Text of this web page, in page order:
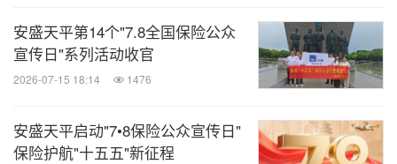
技
分享到：
安盛天平第14个"7.8全国保险公众
宣传日"系列活动收官
2026-07-15 18:14 1476
安盛天平启动"7•8保险公众宣传日"
保险护航"十五五"新征程